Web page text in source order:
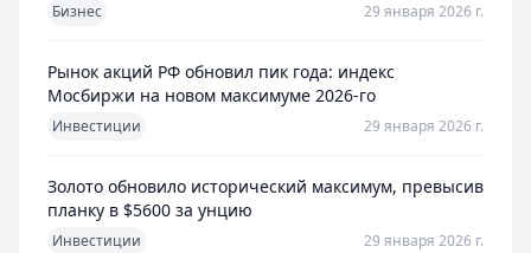
Бизнес 29 января 2026 г.
Рынок акций РФ обновил пик года: индекс
Мосбиржи на новом максимуме 2026-го
Инвестиции 29 января 2026 г.
Золото обновило исторический максимум, превысив
планку в $5600 за унцию
Инвестиции 29 января 2026 г.